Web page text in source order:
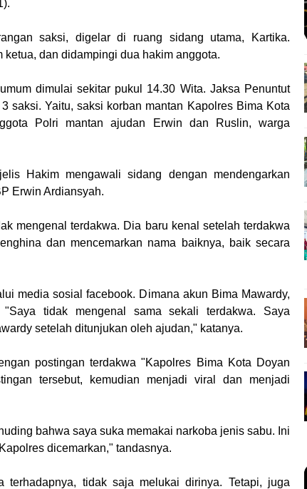
saksi, digelar di ruang sidang utama, Kartika.
dan didampingi dua hakim anggota.
dimulai sekitar pukul 14.30 Wita. Jaksa Penuntut
saksi. Yaitu, saksi korban mantan Kapolres Bima Kota
Polri mantan ajudan Erwin dan Ruslin, warga
Hakim mengawali sidang dengan mendengarkan
Erwin Ardiansyah.
mengenal terdakwa. Dia baru kenal setelah terdakwa
dan mencemarkan nama baiknya, baik secara
media sosial facebook. Dimana akun Bima Mawardy,
"Saya tidak mengenal sama sekali terdakwa. Saya
setelah ditunjukan oleh ajudan," katanya.
postingan terdakwa "Kapolres Bima Kota Doyan
tersebut, kemudian menjadi viral dan menjadi
bahwa saya suka memakai narkoba jenis sabu. Ini
dicemarkan," tandasnya.
terhadapnya, tidak saja melukai dirinya. Tetapi, juga